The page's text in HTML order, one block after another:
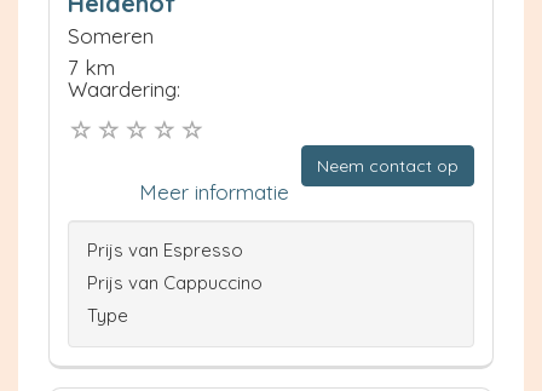
Someren
7 km
Waardering:
Neem contact op
Meer informatie
Prijs van Espresso
Prijs van Cappuccino
Type